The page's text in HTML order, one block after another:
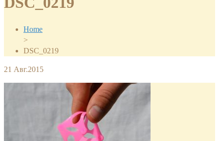
Home
>
DSC_0219
21 Авг.2015